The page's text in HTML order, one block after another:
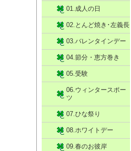
01.成人の日
02.とんど焼き･左義長
03.バレンタインデー
04.節分・恵方巻き
05.受験
06.ウィンタースポー
ツ
07.ひな祭り
08.ホワイトデー
09.春のお彼岸